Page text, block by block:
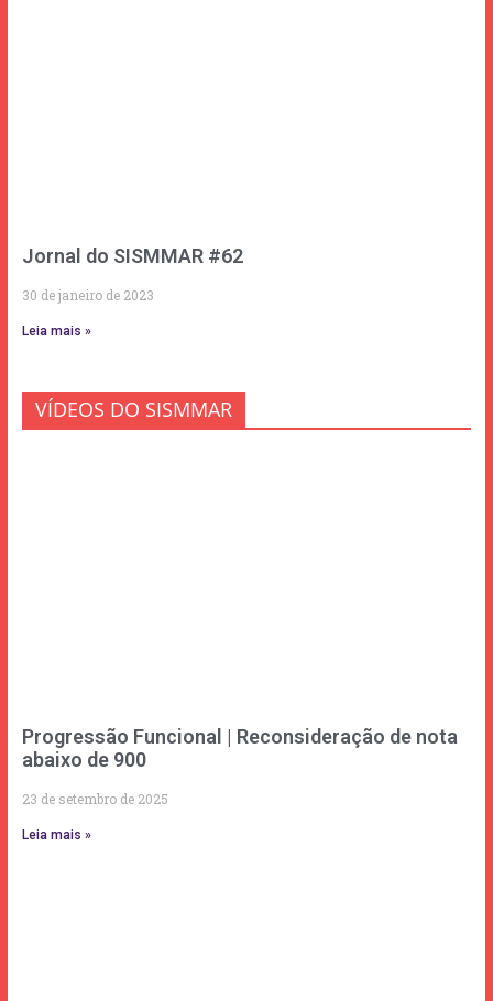
Jornal do SISMMAR #62
30 de janeiro de 2023
Leia mais »
VÍDEOS DO SISMMAR
Progressão Funcional | Reconsideração de nota
abaixo de 900
23 de setembro de 2025
Leia mais »